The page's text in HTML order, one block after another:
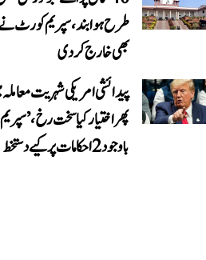
طرح ہوا بند، سپریم کورٹ
بھی خارج کر دی
پیدائشی امریکی شہریت
پھر اختیار کیا سخت رخ،
باوجود 2 احکامات پر کیے دستخط